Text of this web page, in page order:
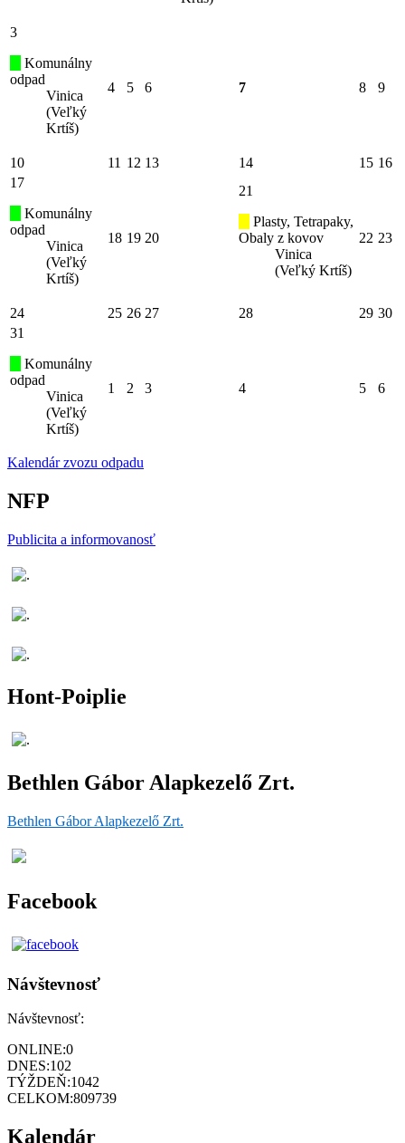
3
Komunálny
odpad
Vinica
(Veľký
Krtíš)
4 5 6 7 8 9
10 11 12 13 14 15 16
17
Komunálny
odpad
Vinica
(Veľký
Krtíš)
18 19 20
21
Plasty, Tetrapaky,
Obaly z kovov
Vinica
(Veľký Krtíš)
22 23
24 25 26 27 28 29 30
31
Komunálny
odpad
Vinica
(Veľký
Krtíš)
1 2 3 4 5 6
Kalendár zvozu odpadu
NFP
Publicita a informovanosť
Hont-Poiplie
Bethlen Gábor Alapkezelő Zrt.
Bethlen Gábor Alapkezelő Zrt.
Facebook
Návštevnosť
Návštevnosť:
ONLINE:0
DNES:102
TÝŽDEŇ:1042
CELKOM:809739
Kalendár